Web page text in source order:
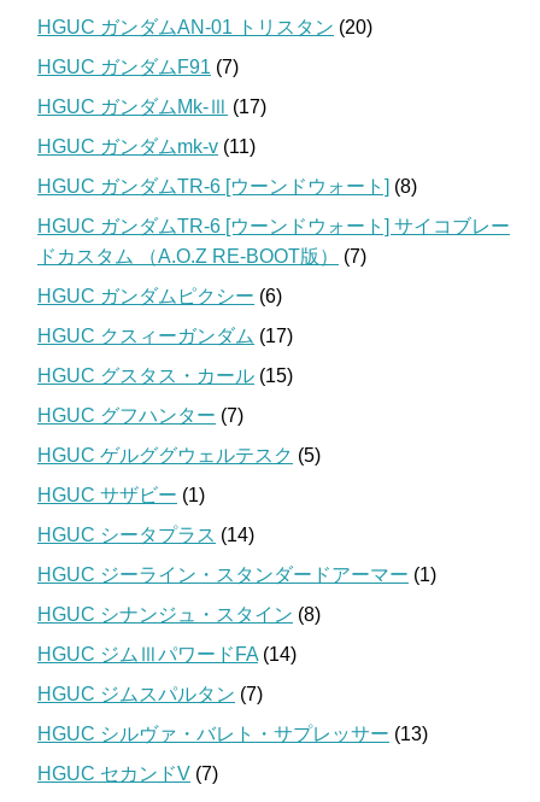
HGUC ガンダムAN-01 トリスタン (20)
HGUC ガンダムF91 (7)
HGUC ガンダムMk-Ⅲ (17)
HGUC ガンダムmk-v (11)
HGUC ガンダムTR-6 [ウーンドウォート] (8)
HGUC ガンダムTR-6 [ウーンドウォート] サイコブレー
ドカスタム （A.O.Z RE-BOOT版）
(7)
HGUC ガンダムピクシー (6)
HGUC クスィーガンダム (17)
HGUC グスタス・カール (15)
HGUC グフハンター (7)
HGUC ゲルググウェルテスク (5)
HGUC サザビー (1)
HGUC シータプラス (14)
HGUC ジーライン・スタンダードアーマー (1)
HGUC シナンジュ・スタイン (8)
HGUC ジムⅢパワードFA (14)
HGUC ジムスパルタン (7)
HGUC シルヴァ・バレト・サプレッサー (13)
HGUC セカンドV (7)